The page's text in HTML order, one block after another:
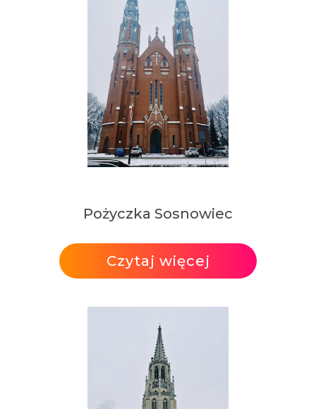
Pożyczka Sosnowiec
Czytaj więcej